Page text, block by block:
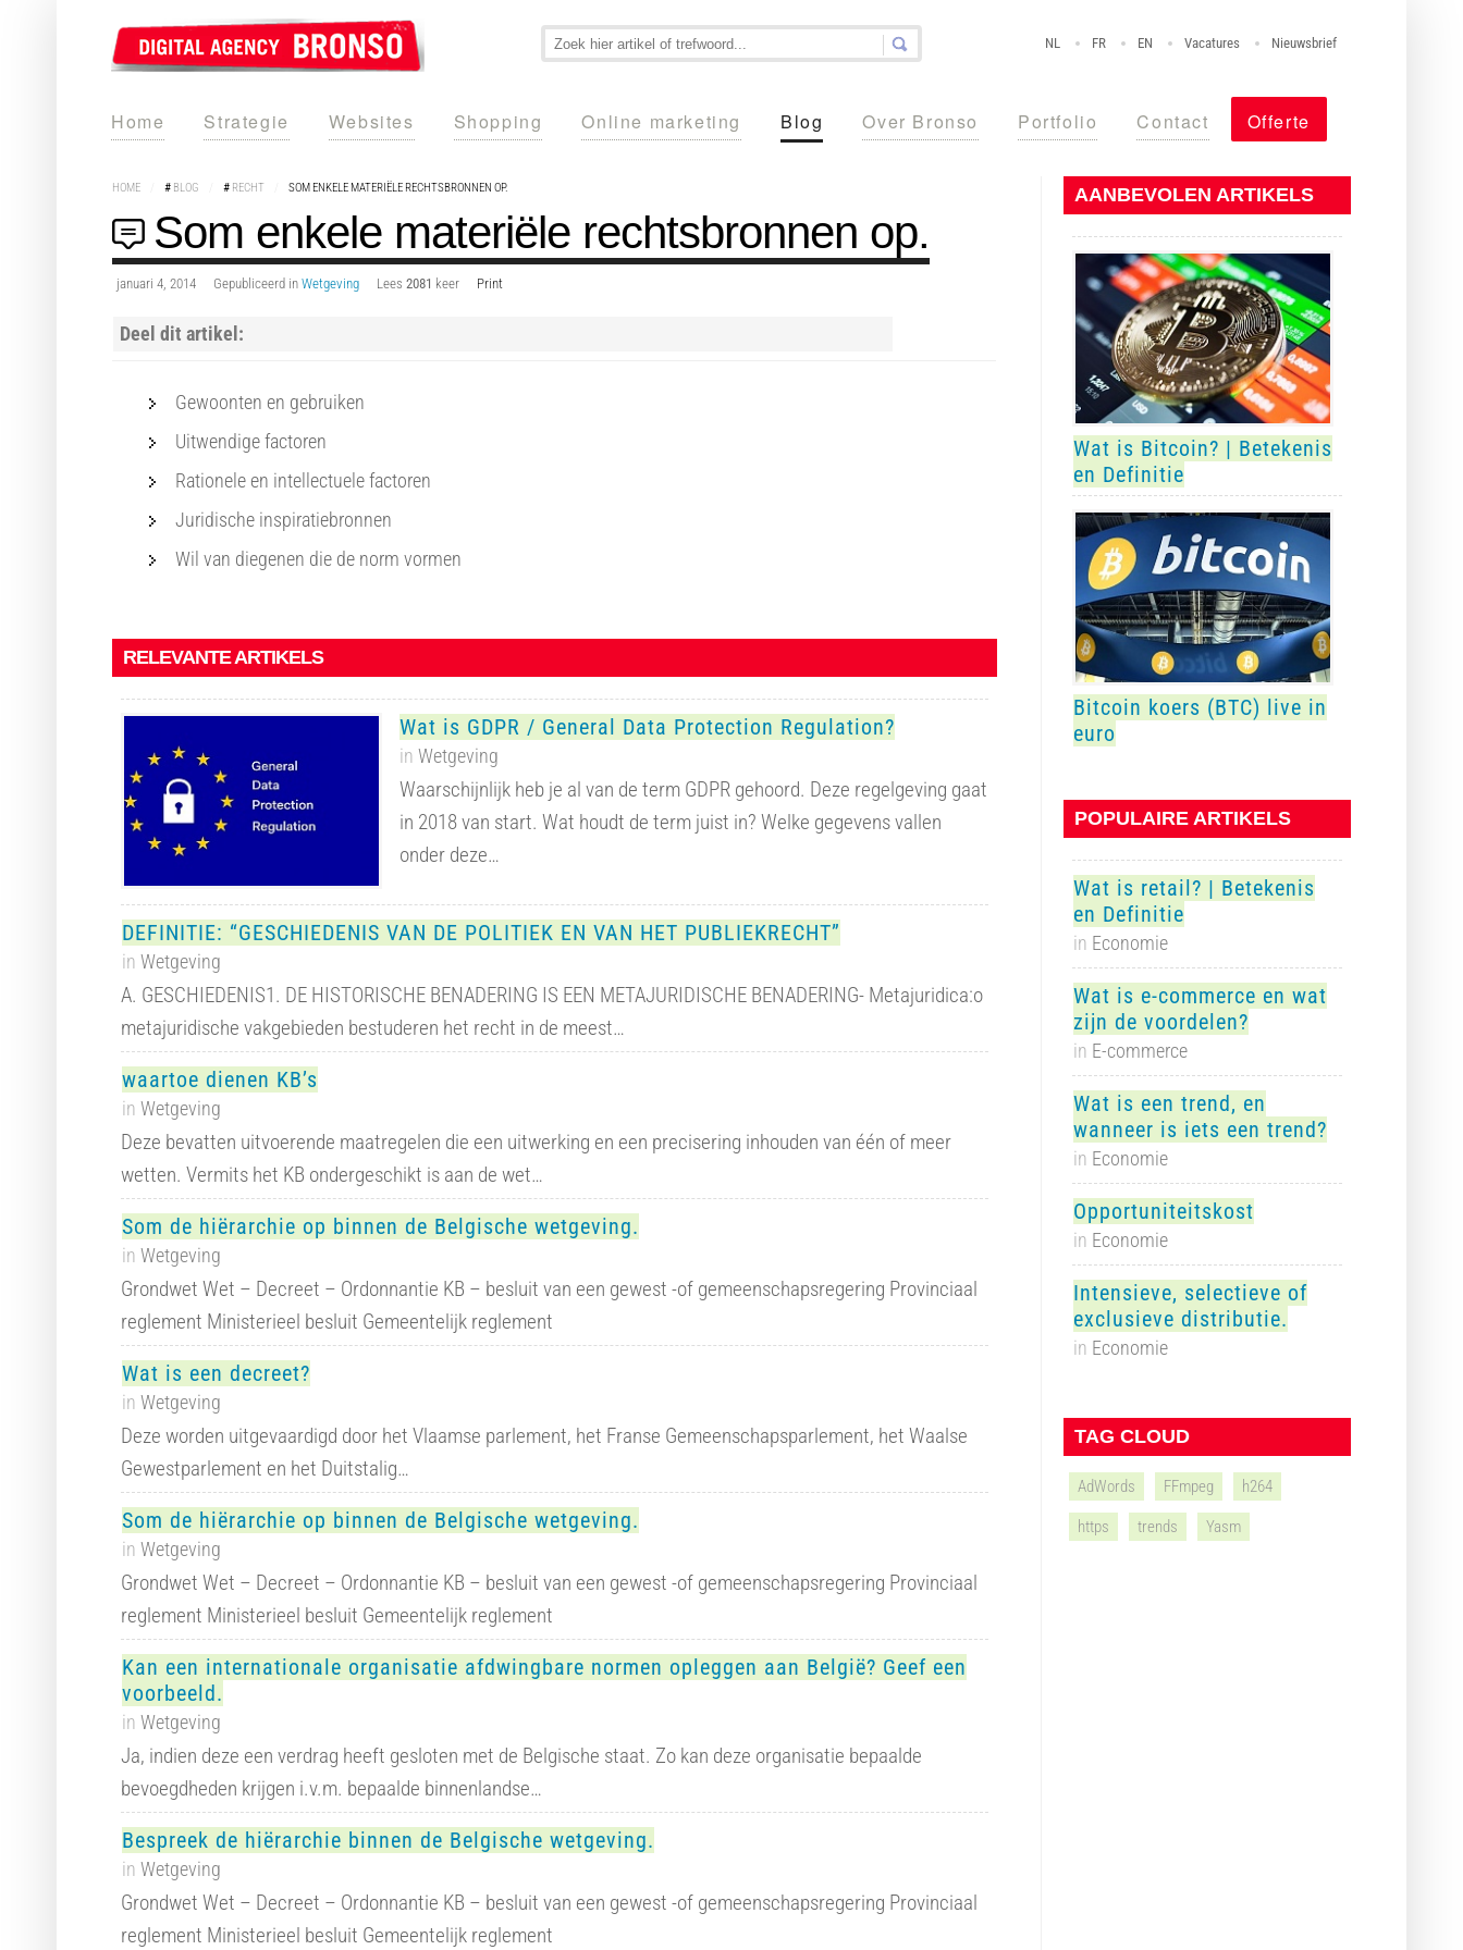
NL FR EN Vacatures Nieuwsbrief
Home Strategie Websites Shopping Online marketing Blog Over Bronso Portfolio Contact Offerte
HOME # BLOG # RECHT SOM ENKELE MATERIËLE RECHTSBRONNEN OP.
Som enkele materiële rechtsbronnen op.
januari 4, 2014 Gepubliceerd in Wetgeving Lees 2081 keer Print
Deel dit artikel:
Gewoonten en gebruiken
Uitwendige factoren
Rationele en intellectuele factoren
Juridische inspiratiebronnen
Wil van diegenen die de norm vormen
RELEVANTE ARTIKELS
Wat is GDPR / General Data Protection Regulation?
in Wetgeving
Waarschijnlijk heb je al van de term GDPR gehoord. Deze regelgeving gaat
in 2018 van start. Wat houdt de term juist in? Welke gegevens vallen
onder deze…
DEFINITIE: “GESCHIEDENIS VAN DE POLITIEK EN VAN HET PUBLIEKRECHT”
in Wetgeving
A. GESCHIEDENIS1. DE HISTORISCHE BENADERING IS EEN METAJURIDISCHE BENADERING- Metajuridica:o
metajuridische vakgebieden bestuderen het recht in de meest…
waartoe dienen KB’s
in Wetgeving
Deze bevatten uitvoerende maatregelen die een uitwerking en een precisering inhouden van één of meer
wetten. Vermits het KB ondergeschikt is aan de wet…
Som de hiërarchie op binnen de Belgische wetgeving.
in Wetgeving
Grondwet Wet – Decreet – Ordonnantie KB – besluit van een gewest -of gemeenschapsregering Provinciaal
reglement Ministerieel besluit Gemeentelijk reglement
Wat is een decreet?
in Wetgeving
Deze worden uitgevaardigd door het Vlaamse parlement, het Franse Gemeenschapsparlement, het Waalse
Gewestparlement en het Duitstalig…
Som de hiërarchie op binnen de Belgische wetgeving.
in Wetgeving
Grondwet Wet – Decreet – Ordonnantie KB – besluit van een gewest -of gemeenschapsregering Provinciaal
reglement Ministerieel besluit Gemeentelijk reglement
Kan een internationale organisatie afdwingbare normen opleggen aan België? Geef een
voorbeeld.
in Wetgeving
Ja, indien deze een verdrag heeft gesloten met de Belgische staat. Zo kan deze organisatie bepaalde
bevoegdheden krijgen i.v.m. bepaalde binnenlandse…
Bespreek de hiërarchie binnen de Belgische wetgeving.
in Wetgeving
Grondwet Wet – Decreet – Ordonnantie KB – besluit van een gewest -of gemeenschapsregering Provinciaal
reglement Ministerieel besluit Gemeentelijk reglement
AANBEVOLEN ARTIKELS
Wat is Bitcoin? | Betekenis
en Definitie
Bitcoin koers (BTC) live in
euro
POPULAIRE ARTIKELS
Wat is retail? | Betekenis
en Definitie
in Economie
Wat is e-commerce en wat
zijn de voordelen?
in E-commerce
Wat is een trend, en
wanneer is iets een trend?
in Economie
Opportuniteitskost
in Economie
Intensieve, selectieve of
exclusieve distributie.
in Economie
TAG CLOUD
AdWords FFmpeg h264
https trends Yasm